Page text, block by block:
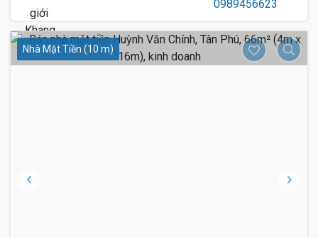
Nhà Mặt Tiền (10 m)